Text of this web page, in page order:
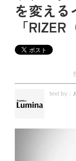
を変える
「RIZER
text by：